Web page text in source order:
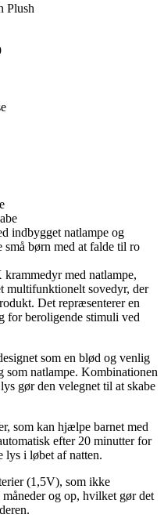
Plush
indbygget natlampe og
børn med at falde til ro
med natlampe,
multifunktionelt sovedyr, der
Det repræsenterer en
for beroligende stimuli ved
som en blød og venlig
som natlampe. Kombinationen
gør den velegnet til at skabe
som kan hjælpe barnet med
efter 20 minutter for
lys i løbet af natten.
(1,5V), som ikke
og op, hvilket gør det